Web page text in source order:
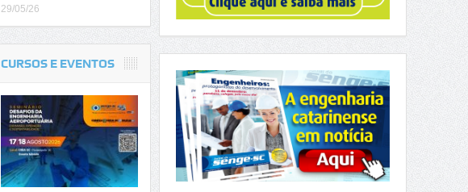
29/05/26
CURSOS E EVENTOS